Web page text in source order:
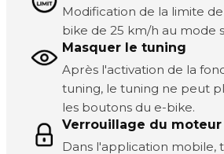
Modification de la limite
bike de 25 km/h au mode
Masquer le tuning
Après l'activation de la
tuning, le tuning ne peut
les boutons du e-bike.
Verrouillage du moteur
Dans l'application mobile,